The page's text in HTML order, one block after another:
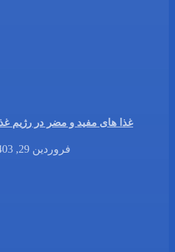
غذا های مفید و مضر در رژیم
فروردین 29, 1403